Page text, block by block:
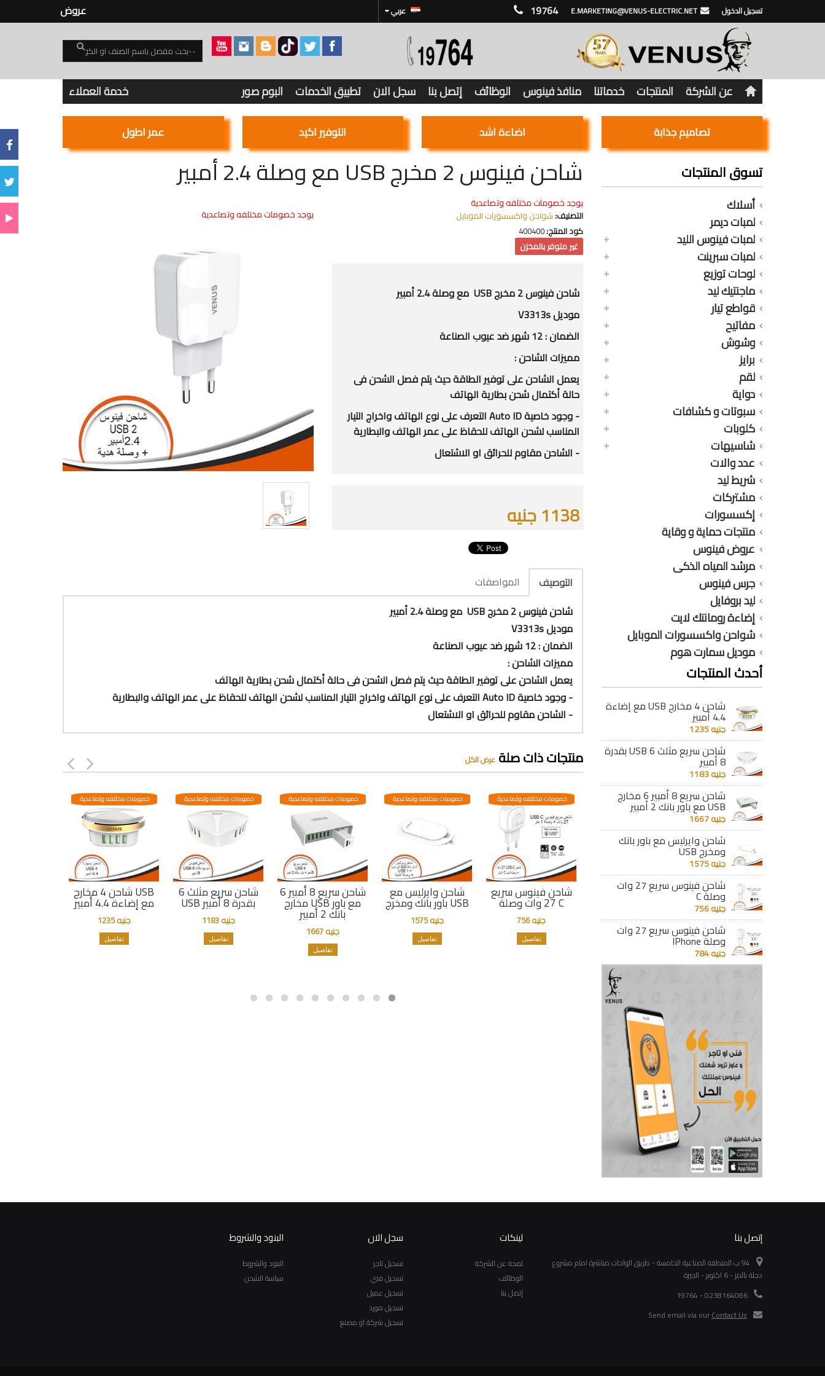
19764 E.MARKETING@VENUS-ELECTRIC.NET تسجيل الدخول عربي عروض
عن الشركة المنتجات خدماتنا منافذ فينوس الوظائف إتصل بنا سجل الان تطبيق الخدمات البوم صور خدمة العملاء
تصاميم جذابة اضاءة اشد التوفير اكيد عمر اطول
تسوق المنتجات
أسلاك
لمبات ديمر
لمبات فينوس الليد
لمبات سبرينت
لوحات توزيع
ماجنتيك ليد
قواطع تيار
مفاتيح
وشوش
برايز
لقم
دواية
سبوتات و كشافات
كلوبات
شاسيهات
عدد والات
شريط ليد
مشتركات
إكسسورات
منتجات حماية و وقاية
عروض فينوس
مرشد المياه الذكى
جرس فينوس
ليد بروفايل
إضاءة رومانتك لايت
شواحن واكسسورات الموبايل
موديل سمارت هوم
أحدث المنتجات
شاحن 4 مخارج USB مع إضاءة
4.4 أمبير
جنيه 1235
شاحن سريع مثلث 6 USB بقدرة
8 أمبير
جنيه 1183
شاحن سريع 8 أمبير 6 مخارج
USB مع باور بانك 2 أمبير
جنيه 1667
شاحن وايرليس مع باور بانك
ومخرج USB
جنيه 1575
شاحن فينوس سريع 27 وات
وصلة C
جنيه 756
شاحن فينوس سريع 27 وات
وصلة IPhone
جنيه 784
شاحن فينوس 2 مخرج USB مع وصلة 2.4 أمبير
يوجد خصومات مختلفه وتصاعدية
التصنيف:شواحن واكسسورات الموبايل
كود المنتج:400400
غير متوفر بالمخزن
شاحن فينوس 2 مخرج USB مع وصلة 2.4 أمبير
موديل V3313s
الضمان : 12 شهر ضد عيوب الصناعة
مميزات الشاحن :
يعمل الشاحن على توفير الطاقة حيث يتم فصل الشحن فى
حالة أكتمال شحن بطارية الهاتف
- وجود خاصية Auto ID التعرف على نوع الهاتف واخراج التيار
المناسب لشحن الهاتف للحقاظ على عمر الهاتف والبطارية
- الشاحن مقاوم للحرائق او الاشتعال
1138 جنيه
يوجد خصومات مختلفه وتصاعدية
التوصيف
المواصفات
شاحن فينوس 2 مخرج USB مع وصلة 2.4 أمبير
موديل V3313s
الضمان : 12 شهر ضد عيوب الصناعة
مميزات الشاحن :
يعمل الشاحن على توفير الطاقة حيث يتم فصل الشحن فى حالة أكتمال شحن بطارية الهاتف
- وجود خاصية Auto ID التعرف على نوع الهاتف واخراج التيار المناسب لشحن الهاتف للحقاظ على عمر الهاتف والبطارية
- الشاحن مقاوم للحرائق او الاشتعال
منتجات ذات صلةعرض الكل
شاحن 4 مخارج USB
مع إضاءة 4.4 أمبير
خصومات مختلفه وتصاعدية
جنيه 1235
تفاصيل
شاحن سريع مثلث 6
USB بقدرة 8 أمبير
خصومات مختلفه وتصاعدية
جنيه 1183
تفاصيل
شاحن سريع 8 أمبير 6
مخارج USB مع باور
بانك 2 أمبير
خصومات مختلفه وتصاعدية
جنيه 1667
تفاصيل
شاحن وايرليس مع
باور بانك ومخرج USB
خصومات مختلفه وتصاعدية
جنيه 1575
تفاصيل
شاحن فينوس سريع
27 وات وصلة C
خصومات مختلفه وتصاعدية
جنيه 756
تفاصيل
شاحن فينوس سريع
خصومات مختلفه وتصاعدية
جنيه 784
تفاصيل
شاحن سريع 4 مخارج
USB وبريزة MK
خصومات مختلفه وتصاعدية
جنيه 1961
تفاصيل
إتصل بنا
94 ب المنطقة الصناعية الخامسة - طريق الواحات مباشرة امام مشروع
دجلة بالمز - 6 اكتوبر - الجيزة
0238164086 - 19764
Send email via ourContact Us
لينكات
لمحة عن الشركة
الوظائف
إتصل بنا
سجل الان
تسجيل تاجر
تسجيل فني
تسجيل عميل
تسجيل مورد
تسجيل شركة او مصنع
البنود والشروط
البنود والشروط
سياسة الشحن